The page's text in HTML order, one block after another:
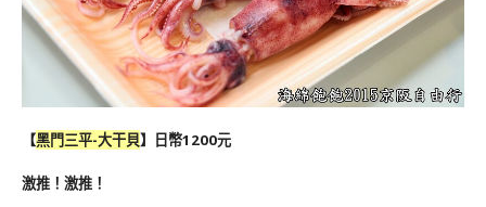
【黑門三平-大干貝】日幣1200元
激推！激推！